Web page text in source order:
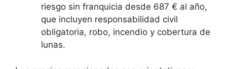
riesgo sin franquicia desde 687 € al año,
que incluyen responsabilidad civil
obligatoria, robo, incendio y cobertura de
lunas.